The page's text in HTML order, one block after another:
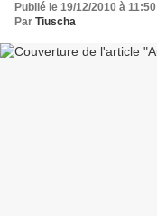
Publié le 19/12/2010 à 11:50
Par Tiuscha